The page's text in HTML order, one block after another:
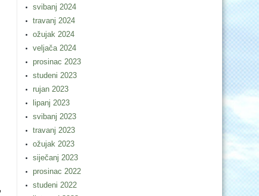
svibanj 2024
travanj 2024
ožujak 2024
veljača 2024
prosinac 2023
studeni 2023
rujan 2023
lipanj 2023
svibanj 2023
travanj 2023
ožujak 2023
siječanj 2023
prosinac 2022
studeni 2022